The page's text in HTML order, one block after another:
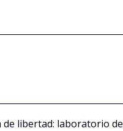
de libertad: laboratorio de